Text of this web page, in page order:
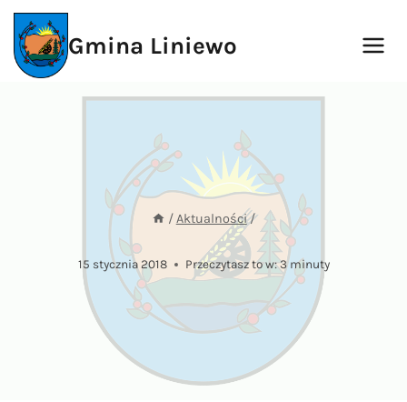
Przejdź
treści
Gmina Liniewo
/Aktualności/
15 stycznia 2018 Przeczytasz to w:3minuty